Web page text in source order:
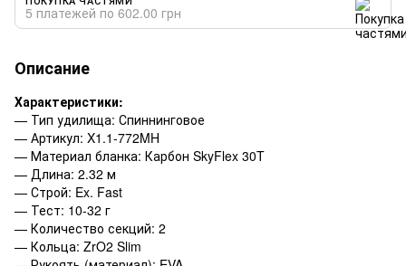
5 платежей по 602.00 грн
Описание
Характеристики:
— Тип удилища: Спиннинговое
— Артикул: X1.1-772MH
— Материал бланка: Карбон SkyFlex 30T
— Длина: 2.32 м
— Строй: Ex. Fast
— Тест: 10-32 г
— Количество секций: 2
— Кольца: ZrO2 Slim